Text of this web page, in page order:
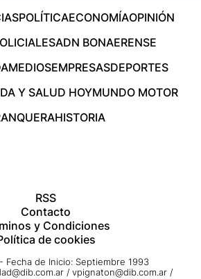
POLÍTICAECONOMÍAOPINIÓN
ADN BONAERENSE
MEDIOSEMPRESASDEPORTES
Y SALUD HOYMUNDO MOTOR
HISTORIA
RSS
Contacto
y Condiciones
de cookies
Fecha de Inicio: Septiembre 1993
/ vpignaton@dib.com.ar /